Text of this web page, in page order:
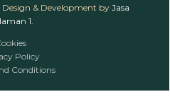
& Development by Jasa
1
Policy
Conditions